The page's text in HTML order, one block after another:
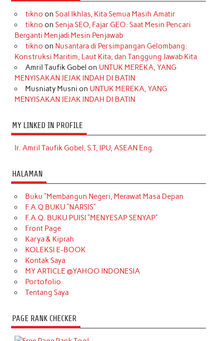
tikno on Soal Ikhlas, Kita Semua Masih Amatir
tikno on Senja SEO, Fajar GEO: Saat Mesin Pencari
Berganti Menjadi Mesin Penjawab
tikno on Nusantara di Persimpangan Gelombang:
Konstruksi Maritim, Laut Kita, dan Tanggung Jawab Kita
Amril Taufik Gobel on UNTUK MEREKA, YANG
MENYISAKAN JEJAK INDAH DI BATIN
Musniaty Musni on UNTUK MEREKA, YANG
MENYISAKAN JEJAK INDAH DI BATIN
MY LINKED IN PROFILE
Ir. Amril Taufik Gobel, S.T, IPU, ASEAN Eng.
HALAMAN
Buku “Membangun Negeri, Merawat Masa Depan
F.A.Q BUKU “NARSIS”
F.A.Q. BUKU PUISI “MENYESAP SENYAP”
Front Page
Karya & Kiprah
KOLEKSI E-BOOK
Kontak Saya
MY ARTICLE @YAHOO INDONESIA
Portofolio
Tentang Saya
PAGE RANK CHECKER